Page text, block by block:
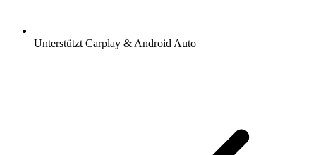
Unterstützt Carplay & Android Auto